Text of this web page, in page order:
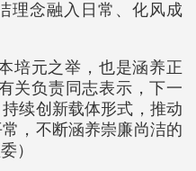
理念融入日常、化风成
培元之举，也是涵养正
关负责同志表示，下一
续创新载体形式，推动
，不断涵养崇廉尚洁的
）